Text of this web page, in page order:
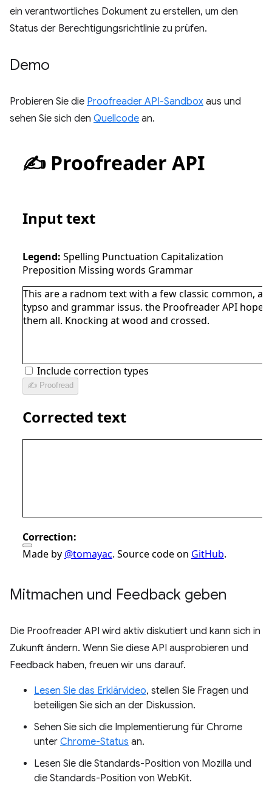
ein verantwortliches Dokument zu erstellen, um den
Status der Berechtigungsrichtlinie zu prüfen.
Demo
Probieren Sie die Proofreader API-Sandbox aus und
sehen Sie sich den Quellcode an.
Mitmachen und Feedback geben
Die Proofreader API wird aktiv diskutiert und kann sich in
Zukunft ändern. Wenn Sie diese API ausprobieren und
Feedback haben, freuen wir uns darauf.
Lesen Sie das Erklärvideo, stellen Sie Fragen und
beteiligen Sie sich an der Diskussion.
Sehen Sie sich die Implementierung für Chrome
unter Chrome-Status an.
Lesen Sie die Standards-Position von Mozilla und
die Standards-Position von WebKit.